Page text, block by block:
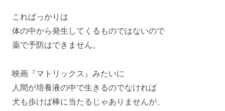
こればっかりは
体の中から発生してくるものではないので
薬で予防はできません。
映画『マトリックス』みたいに
人間が培養液の中で生きるのでなければ
犬も歩けば棒に当たるじゃありませんが、